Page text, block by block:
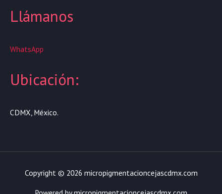
Llámanos
WhatsApp
Ubicación:
CDMX, México.
Copyright © 2026 micropigmentacioncejascdmx.com